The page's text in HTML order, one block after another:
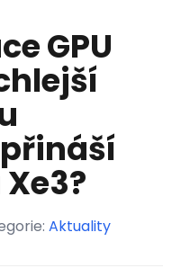
GPU
Aktuality